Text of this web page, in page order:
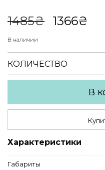
1485₴
1485₴.
1366₴
В наличии
КОЛИЧЕСТВО
В
Характеристики
Габариты